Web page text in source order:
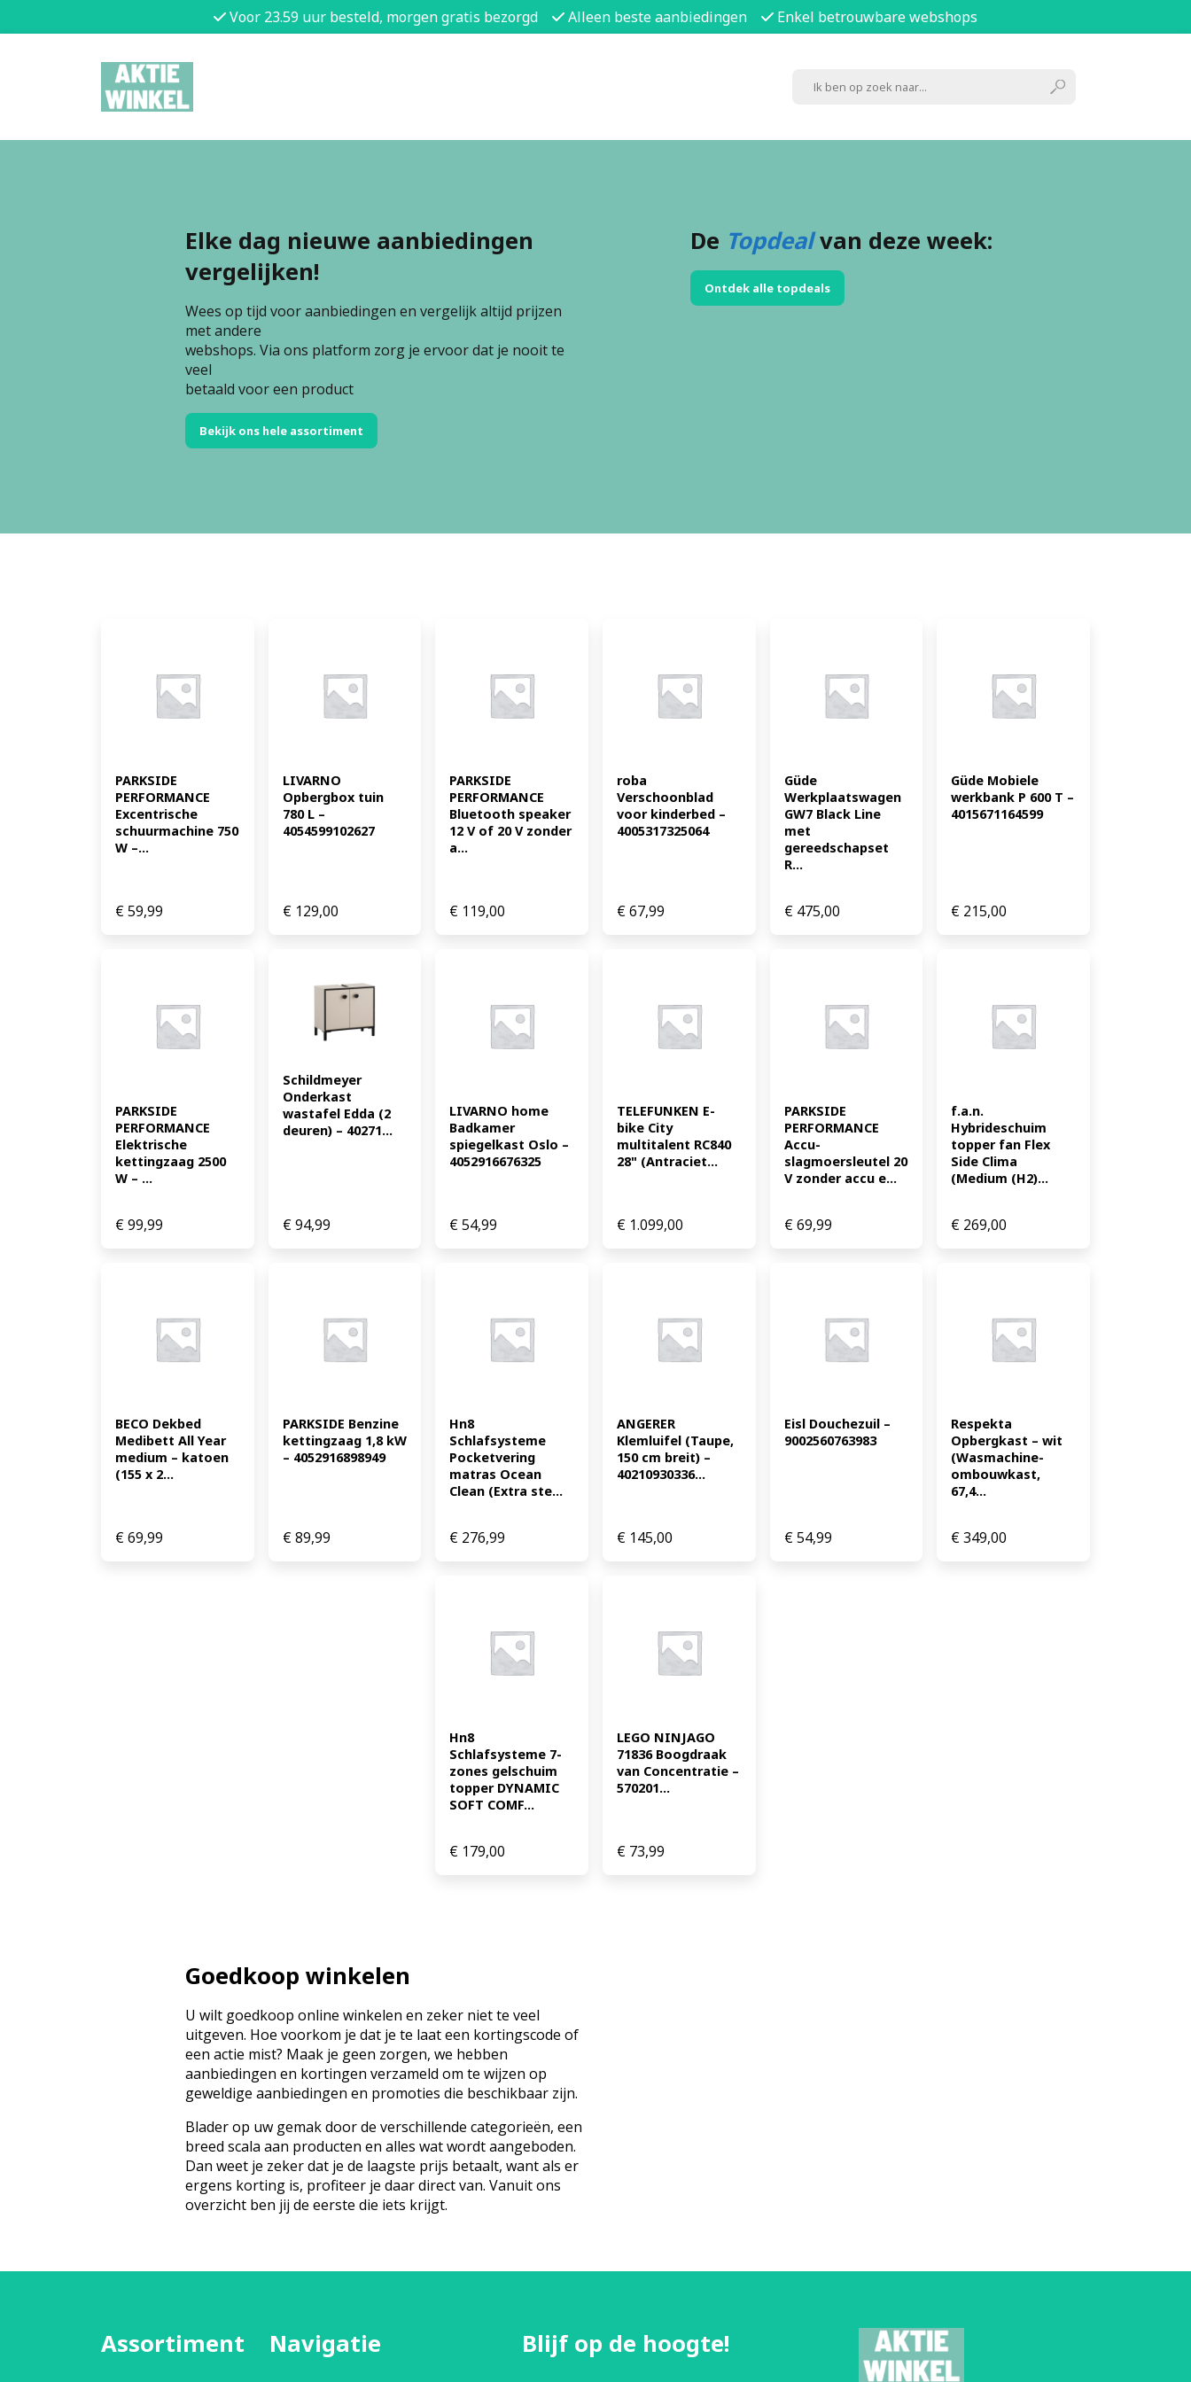
Voor 23.59 uur besteld, morgen gratis bezorgd Alleen beste aanbiedingen Enkel betrouwbare webshops
Elke dag nieuwe aanbiedingen
vergelijken!
Wees op tijd voor aanbiedingen en vergelijk altijd prijzen
met andere
webshops. Via ons platform zorg je ervoor dat je nooit te
veel
betaald voor een product
Bekijk ons hele assortiment
De Topdealvan deze week:
Ontdek alle topdeals
PARKSIDE
PERFORMANCE
Excentrische
schuurmachine 750
W –...
€59,99
LIVARNO
Opbergbox tuin
780 L –
4054599102627
€129,00
PARKSIDE
PERFORMANCE
Bluetooth speaker
12 V of 20 V zonder
a...
€ 119,00
roba
Verschoonblad
voor kinderbed –
4005317325064
€67,99
Güde
Werkplaatswagen
GW7 Black Line
met
gereedschapset
R...
€475,00
Güde Mobiele
werkbank P 600 T –
4015671164599
€ 215,00
PARKSIDE
PERFORMANCE
Elektrische
kettingzaag 2500
W – ...
€99,99
Schildmeyer
Onderkast
wastafel Edda (2
deuren) – 40271...
€94,99
LIVARNO home
Badkamer
spiegelkast Oslo –
4052916676325
€54,99
TELEFUNKEN E-
bike City
multitalent RC840
28" (Antraciet...
€ 1.099,00
PARKSIDE
PERFORMANCE
Accu-
slagmoersleutel 20
V zonder accu e...
€69,99
f.a.n.
Hybrideschuim
topper fan Flex
Side Clima
(Medium (H2)...
€ 269,00
BECO Dekbed
Medibett All Year
medium – katoen
(155 x 2...
€69,99
PARKSIDE Benzine
kettingzaag 1,8 kW
– 4052916898949
€89,99
Hn8
Schlafsysteme
Pocketvering
matras Ocean
Clean (Extra ste...
€ 276,99
ANGERER
Klemluifel (Taupe,
150 cm breit) –
40210930336...
€ 145,00
Eisl Douchezuil –
9002560763983
€54,99
Respekta
Opbergkast – wit
(Wasmachine-
ombouwkast,
67,4...
€349,00
Hn8
Schlafsysteme 7-
zones gelschuim
topper DYNAMIC
SOFT COMF...
€ 179,00
LEGO NINJAGO
71836 Boogdraak
van Concentratie –
570201...
€ 73,99
Goedkoop winkelen
U wilt goedkoop online winkelen en zeker niet te veel
uitgeven. Hoe voorkom je dat je te laat een kortingscode of
een actie mist? Maak je geen zorgen, we hebben
aanbiedingen en kortingen verzameld om te wijzen op
geweldige aanbiedingen en promoties die beschikbaar zijn.
Blader op uw gemak door de verschillende categorieën, een
breed scala aan producten en alles wat wordt aangeboden.
Dan weet je zeker dat je de laagste prijs betaalt, want als er
ergens korting is, profiteer je daar direct van. Vanuit ons
overzicht ben jij de eerste die iets krijgt.
Assortiment Navigatie Blijf op de hoogte!